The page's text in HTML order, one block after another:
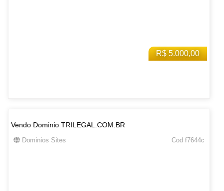
R$ 5.000,00
Vendo Dominio TRILEGAL.COM.BR
Dominios Sites Cod f7644c